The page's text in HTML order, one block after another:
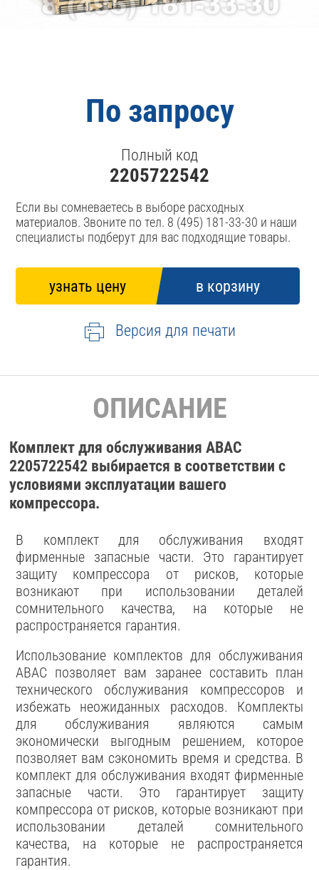
По запросу
Полный код
2205722542
Если вы сомневаетесь в выборе расходных
материалов. Звоните по тел. 8 (495) 181-33-30 и наши
специалисты подберут для вас подходящие товары.
Версия для печати
ОПИСАНИЕ
Комплект для обслуживания ABAC
2205722542 выбирается в соответствии с
условиями эксплуатации вашего
компрессора.
В комплект для обслуживания входят
фирменные запасные части. Это гарантирует
защиту компрессора от рисков, которые
возникают при использовании деталей
сомнительного качества, на которые не
распространяется гарантия.
Использование комплектов для обслуживания
ABAC позволяет вам заранее составить план
технического обслуживания компрессоров и
избежать неожиданных расходов. Комплекты
для обслуживания являются самым
экономически выгодным решением, которое
позволяет вам сэкономить время и средства. В
комплект для обслуживания входят фирменные
запасные части. Это гарантирует защиту
компрессора от рисков, которые возникают при
использовании деталей сомнительного
качества, на которые не распространяется
гарантия.